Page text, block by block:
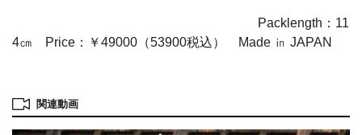
Packlength：11
4㎝ Price：￥49000（53900税込） Made ㏌ JAPAN
関連動画